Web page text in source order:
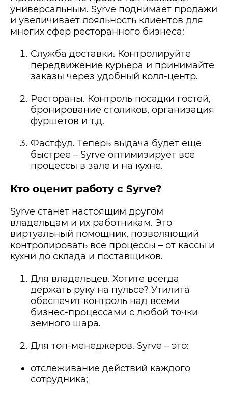
универсальным. Syrve поднимает продажи
и увеличивает лояльность клиентов для
многих сфер ресторанного бизнеса:
Служба доставки. Контролируйте
передвижение курьера и принимайте
заказы через удобный колл-центр.
Рестораны. Контроль посадки гостей,
бронирование столиков, организация
фуршетов и т.д.
Фастфуд. Теперь выдача будет ещё
быстрее – Syrve оптимизирует все
процессы в зале и на кухне.
Кто оценит работу с Syrve?
Syrve станет настоящим другом
владельцам и их работникам. Это
виртуальный помощник, позволяющий
контролировать все процессы – от кассы и
кухни до склада и поставщиков.
Для владельцев. Хотите всегда
держать руку на пульсе? Утилита
обеспечит контроль над всеми
бизнес-процессами с любой точки
земного шара.
Для топ-менеджеров. Syrve – это:
отслеживание действий каждого
сотрудника;